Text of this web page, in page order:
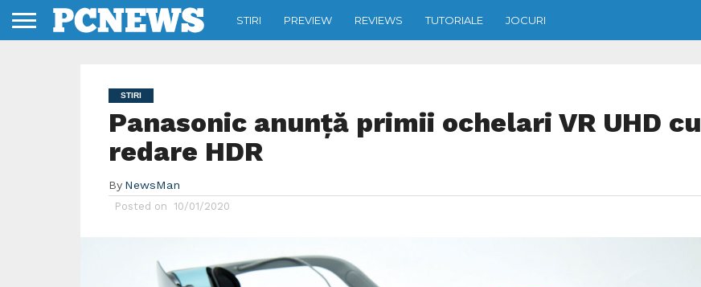
STIRI PREVIEW REVIEWS TUTORIALE JOCURI
STIRI
Panasonic anunță primii ochelari VR UHD cu
redare HDR
By NewsMan
Posted on 10/01/2020